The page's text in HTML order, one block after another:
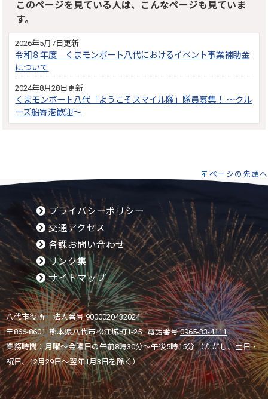
このページを見ている人は、こんなページも見ていま
す。
2026年5月7日更新
令和８年度 くまモンポート八代におけるイベント事業補助金
について
2024年8月28日更新
くまモンポート八代「ようこそスマイル隊」隊員募集！ ～クル
ーズ船寄港歓迎～
ページの先頭へ
プライバシーポリシー
交通アクセス
各課お問い合わせ
リンク集
サイトマップ
八代市役所 法人番号 9000020432024
〒866-8601 熊本県八代市松江城町1-25 電話番号:0965-33-4111
業務時間：月曜～金曜日の午前8時30分～午後5時15分 （ただし、土日・
祝日、12月29日～翌年1月3日を除く）